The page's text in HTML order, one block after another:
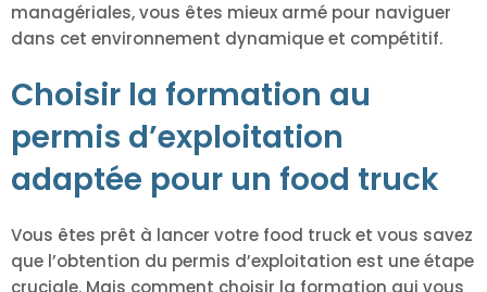
managériales, vous êtes mieux armé pour naviguer
dans cet environnement dynamique et compétitif.
Choisir la formation au
permis d’exploitation
adaptée pour un food truck
Vous êtes prêt à lancer votre food truck et vous savez
que l’obtention du permis d’exploitation est une étape
cruciale. Mais comment choisir la formation qui vous